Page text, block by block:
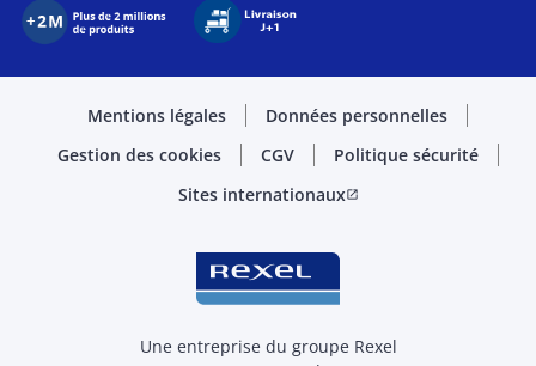
Mentions légales
Données personnelles
Gestion des cookies
CGV
Politique sécurité
Sites internationauxopen_in_new
Une entreprise du groupe Rexel